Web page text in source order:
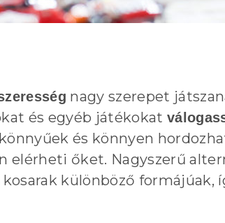
nagy szerepet
és egyéb játékokat
könnyűek és könnyen
elérheti őket. Nagyszerű
kosarak különböző